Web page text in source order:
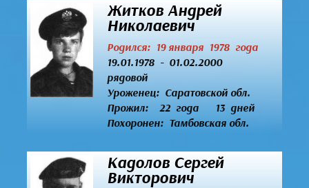
Житков Андрей
Николаевич
Родился: 19 января 1978 года
19.01.1978 - 01.02.2000
рядовой
Уроженец: Саратовской обл.
Прожил: 22 года 13 дней
Похоронен: Тамбовская обл.
Кадолов Сергей
Викторович